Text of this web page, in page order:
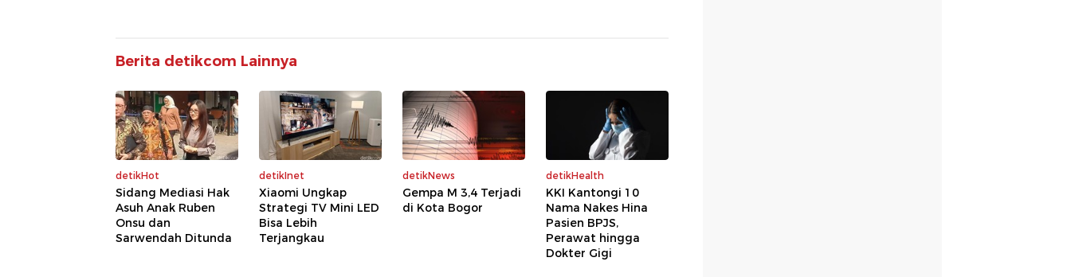
Berita detikcom Lainnya
detikHot
Sidang Mediasi Hak
Asuh Anak Ruben
Onsu dan
Sarwendah Ditunda
detikInet
Xiaomi Ungkap
Strategi TV Mini LED
Bisa Lebih
Terjangkau
detikNews
Gempa M 3,4 Terjadi
di Kota Bogor
detikHealth
KKI Kantongi 10
Nama Nakes Hina
Pasien BPJS,
Perawat hingga
Dokter Gigi